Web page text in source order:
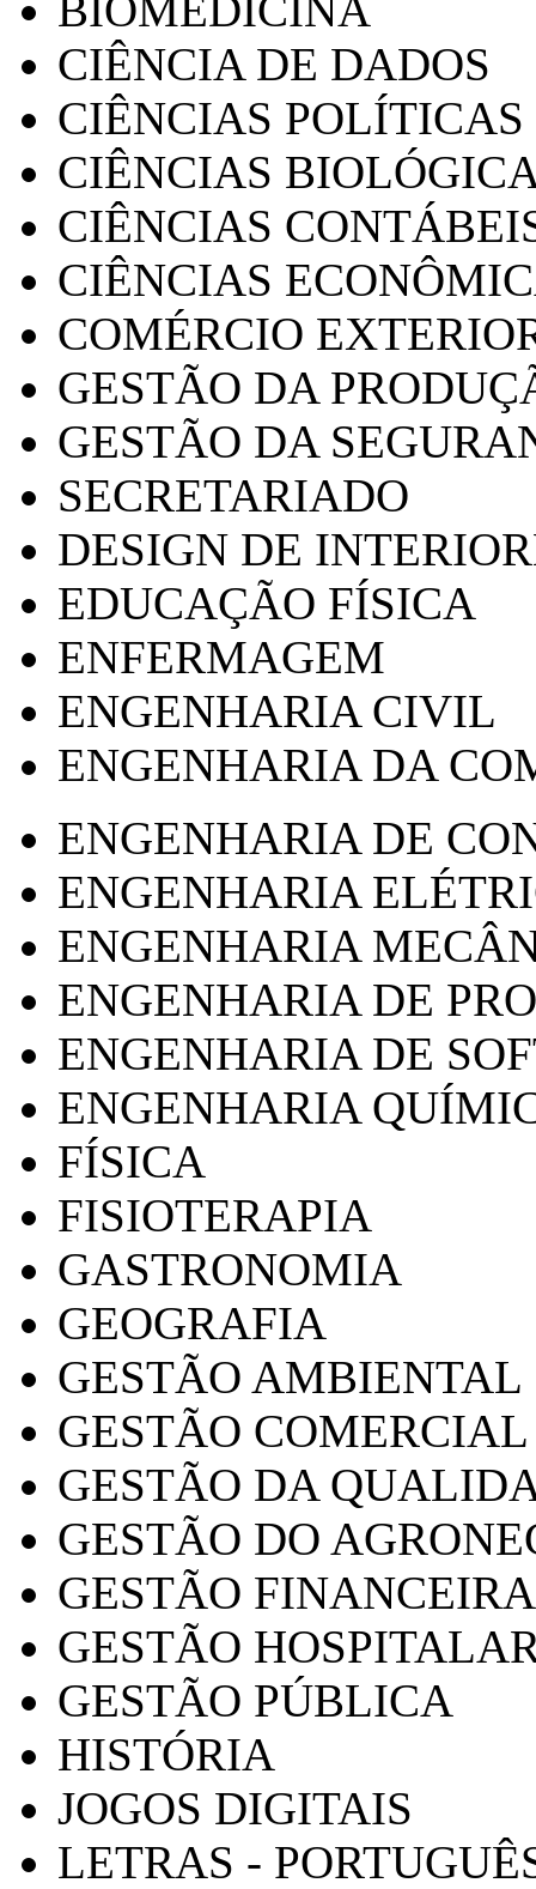
CIÊNCIA DE DADOS
CIÊNCIAS POLÍTICAS
CIÊNCIAS
CIÊNCIAS
CIÊNCIAS
COMÉRCIO
GESTÃO DA
GESTÃO DA
SECRETARIADO
DESIGN DE
EDUCAÇÃO FÍSICA
ENFERMAGEM
ENGENHARIA CIVIL
ENGENHARIA DA
ENGENHARIA DE
ENGENHARIA
ENGENHARIA
ENGENHARIA DE
ENGENHARIA DE
ENGENHARIA
FÍSICA
FISIOTERAPIA
GASTRONOMIA
GEOGRAFIA
GESTÃO AMBIENTAL
GESTÃO COMERCIAL
GESTÃO DA
GESTÃO DO
GESTÃO FINANCEIRA
GESTÃO
GESTÃO PÚBLICA
HISTÓRIA
JOGOS DIGITAIS
LETRAS -